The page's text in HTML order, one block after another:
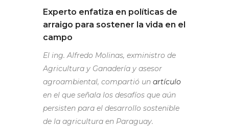
Experto enfatiza en políticas de
arraigo para sostener la vida en el
campo
El ing. Alfredo Molinas, exministro de
Agricultura y Ganadería y asesor
agroambiental, compartió un artículo
en el que señala los desafíos que aún
persisten para el desarrollo sostenible
de la agricultura en Paraguay.